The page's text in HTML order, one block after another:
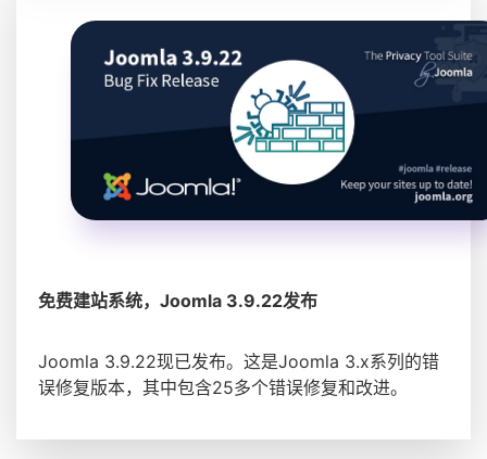
免费建站系统，Joomla 3.9.22发布
Joomla 3.9.22现已发布。这是Joomla 3.x系列的错
误修复版本，其中包含25多个错误修复和改进。